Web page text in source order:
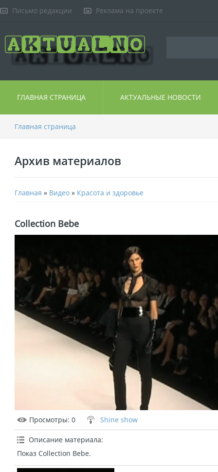
Письмо редакции Реклама на проекте
ГЛАВНАЯ СТРАНИЦА АКТУАЛЬНЫЕ НОВОСТИ
Главная страница
Архив материалов
Главная » Видео » Красота и здоровье
Collection Bebe
Просмотры: 0 Shine show
Описание материала:
Показ Collection Bebe.